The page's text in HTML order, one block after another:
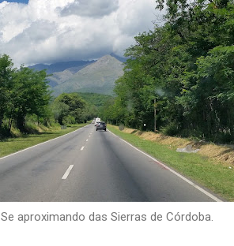
Se aproximando das Sierras de Córdoba.